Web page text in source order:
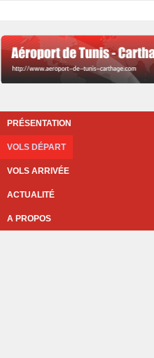
PRÉSENTATION
VOLS DÉPART
VOLS ARRIVÉE
ACTUALITÉ
A PROPOS